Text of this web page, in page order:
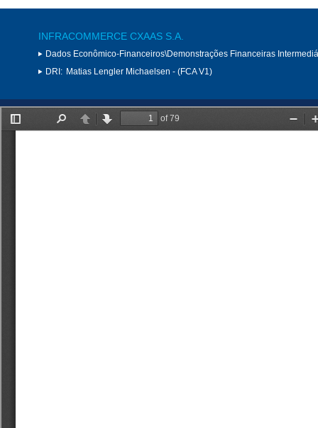
INFRACOMMERCE CXAAS S.A.
Dados Econômico-Financeiros\Demonstrações Financeiras
DRI: Matias Lengler Michaelsen - (FCA V1)